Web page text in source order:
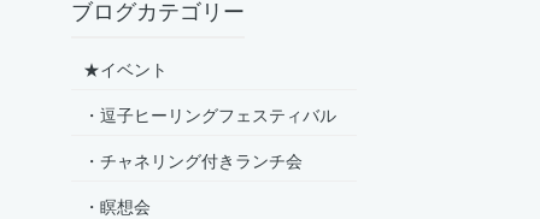
ブログカテゴリー
★イベント
・逗子ヒーリングフェスティバル
・チャネリング付きランチ会
・瞑想会